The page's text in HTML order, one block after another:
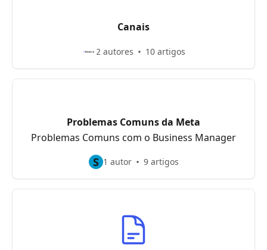
Canais
2 autores 10 artigos
Problemas Comuns da Meta
Problemas Comuns com o Business Manager
S 1 autor 9 artigos